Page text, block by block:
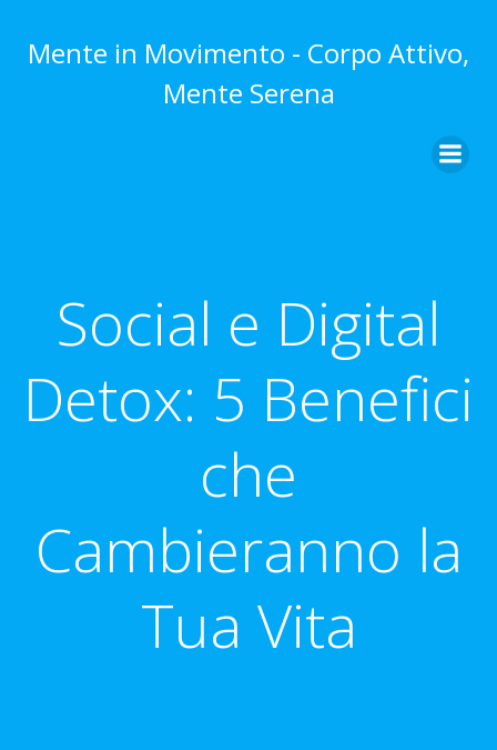
contenuto
Mente in Movimento - Corpo Attivo,
Mente Serena
Social e Digital
Detox: 5 Benefici
che
Cambieranno la
Tua Vita